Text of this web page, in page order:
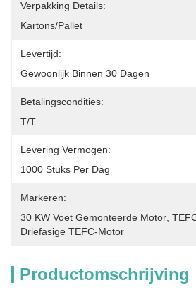
Verpakking Details:
Kartons/Pallet
Levertijd:
Gewoonlijk Binnen 30 Dagen
Betalingscondities:
T/T
Levering Vermogen:
1000 Stuks Per Dag
Markeren:
30 KW Voet Gemonteerde Motor
Driefasige TEFC-Motor
Productomschrijving